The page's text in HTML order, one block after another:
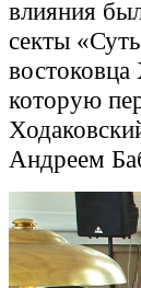
влияния
секты
востоковца
которую
Андреем